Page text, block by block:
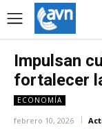
Impulsan
fortalecer
ECONOMÍA
febrero 10, 2026